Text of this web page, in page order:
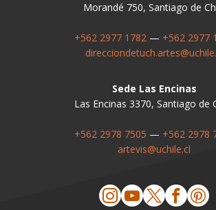
Morandé 750, Santiago de
+562 2977 1782— +562 2977
Sede Las Encinas
Las Encinas 3370, Santiago de
+562 2978 7505 — +562 2978
artevis@uchile.cl